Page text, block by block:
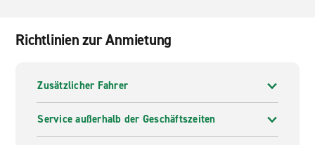
Richtlinien zur Anmietung
Zusätzlicher Fahrer
Service außerhalb der Geschäftszeiten